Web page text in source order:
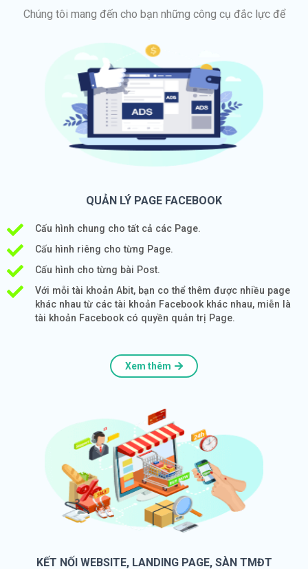
Chúng tôi mang đến cho bạn những công cụ đắc lực để
QUẢN LÝ PAGE FACEBOOK
Cấu hình chung cho tất cả các Page.
Cấu hình riêng cho từng Page.
Cấu hình cho từng bài Post.
Với mỗi tài khoản Abit, bạn co thể thêm được nhiều page
khác nhau từ các tài khoản Facebook khác nhau, miễn là
tài khoản Facebook có quyền quản trị Page.
Xem thêm
KẾT NỐI WEBSITE, LANDING PAGE, SÀN TMĐT